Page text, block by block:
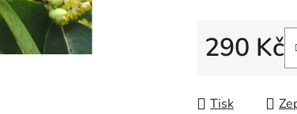
290 Kč
Tisk